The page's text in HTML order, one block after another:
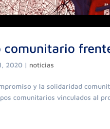
comunitario
2020 | noticias
y la solidaridad
comunitarios vinculados al